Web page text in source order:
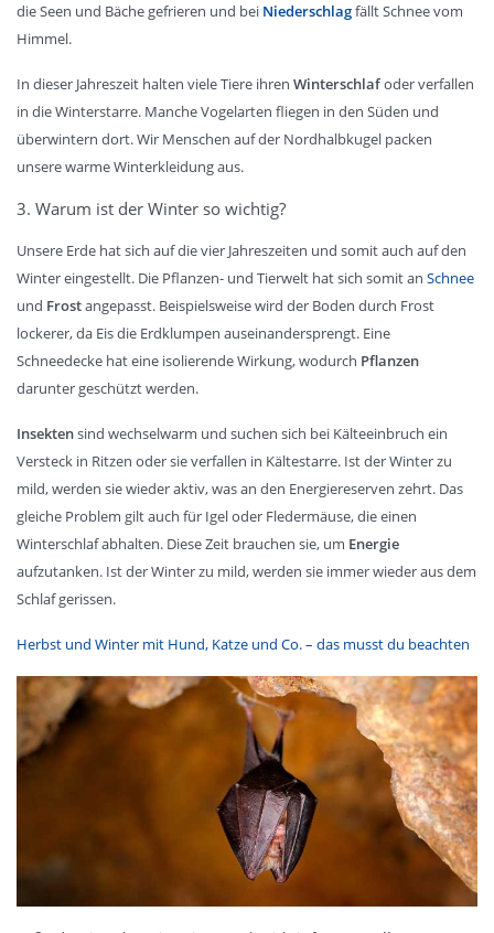
die Seen und Bäche gefrieren und bei Niederschlagfällt Schnee vom
Himmel.
In dieser Jahreszeit halten viele Tiere ihren Winterschlafoder verfallen
in die Winterstarre. Manche Vogelarten fliegen in den Süden und
überwintern dort. Wir Menschen auf der Nordhalbkugel packen
unsere warme Winterkleidung aus.
3. Warum ist der Winter so wichtig?
Unsere Erde hat sich auf die vier Jahreszeiten und somit auch auf den
Winter eingestellt. Die Pflanzen- und Tierwelt hat sich somit an Schnee
und Frostangepasst. Beispielsweise wird der Boden durch Frost
lockerer, da Eis die Erdklumpen auseinandersprengt. Eine
Schneedecke hat eine isolierende Wirkung, wodurch Pflanzen
darunter geschützt werden.
Insektensind wechselwarm und suchen sich bei Kälteeinbruch ein
Versteck in Ritzen oder sie verfallen in Kältestarre. Ist der Winter zu
mild, werden sie wieder aktiv, was an den Energiereserven zehrt. Das
gleiche Problem gilt auch für Igel oder Fledermäuse, die einen
Winterschlaf abhalten. Diese Zeit brauchen sie, um Energie
aufzutanken. Ist der Winter zu mild, werden sie immer wieder aus dem
Schlaf gerissen.
Herbst und Winter mit Hund, Katze und Co. – das musst du beachten